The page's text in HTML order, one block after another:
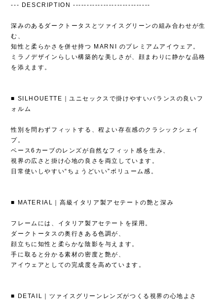
--- DESCRIPTION ----------------------------
深みのあるダークトータスとツァイスグリーンの組み合わせが生
む、
知性と柔らかさを併せ持つ MARNI のプレミアムアイウェア。
ミラノデザインらしい構築的な美しさが、顔まわりに静かな品格
を添えます。
■ SILHOUETTE｜ユニセックスで掛けやすいバランスの良いフ
ォルム
性別を問わずフィットする、程よい存在感のクラシックシェイ
プ。
ベース6カーブのレンズが自然なフィット感を生み、
視界の広さと掛け心地の良さを両立しています。
日常使いしやすい“ちょうどいい”ボリューム感。
■ MATERIAL｜高級イタリア製アセテートの艶と深み
フレームには、イタリア製アセテートを採用。
ダークトータスの奥行きある色調が、
顔立ちに知性と柔らかな陰影を与えます。
手に取ると分かる素材の密度と艶が、
アイウェアとしての完成度を高めています。
■ DETAIL｜ツァイスグリーンレンズがつくる視界の心地よさ